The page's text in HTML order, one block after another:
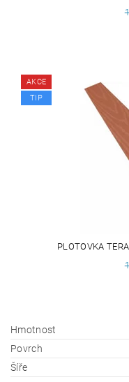
AKCE
TIP
PLOTOVKA
Hmotnost
Povrch
Šíře